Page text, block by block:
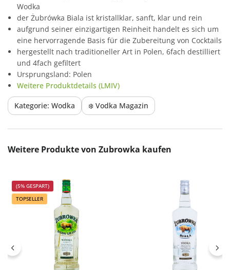
Wodka
der Żubrówka Biala ist kristallklar, sanft, klar und rein
aufgrund seiner einzigartigen Reinheit handelt es sich um
eine hervorragende Basis für die Zubereitung von Cocktails
hergestellt nach traditioneller Art in Polen, 6fach destilliert
und 4fach gefiltert
Ursprungsland: Polen
Weitere Produktdetails (LMIV)
Kategorie: Wodka ❄️ Vodka Magazin
Produktgalerie überspringen
Weitere Produkte von Zubrowka kaufen
(5% GESPART)
TOPSELLER